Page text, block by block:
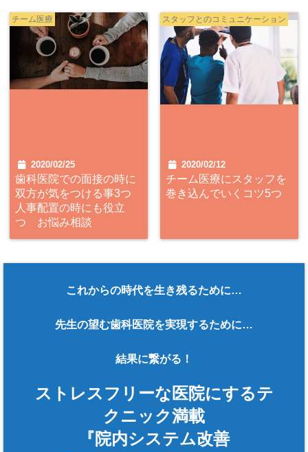
チーム医療
2020/02/25
歯科医院での面接の時に
双方が気をつける事3つ
人事配置の時にも役立
つ お悩み相談
スタッフとのコミュニケーション
2020/02/12
チーム医療にスタッフを
巻き込んでいくコツ5つ
これからの時代を生き残るために…
先生の望む歯科医院を実現するために…
結果に繋がる！
ストレスフリーな医院にするテ
クニック満載
『院内システム改善